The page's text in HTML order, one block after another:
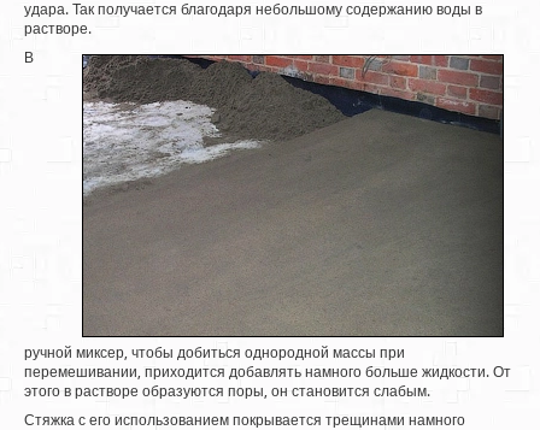
удара. Так получается благодаря небольшому содержанию воды в
растворе.
В
ручной миксер, чтобы добиться однородной массы при
перемешивании, приходится добавлять намного больше жидкости. От
этого в растворе образуются поры, он становится слабым.
Стяжка с его использованием покрывается трещинами намного